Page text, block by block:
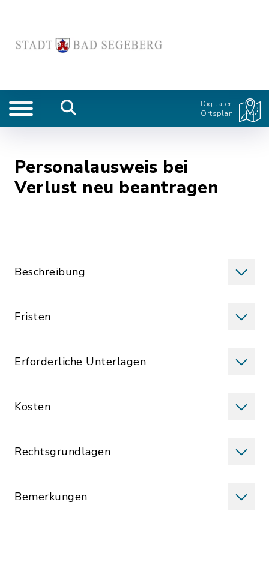
Digitaler
Ortsplan
Personalausweis bei
Verlust neu beantragen
Beschreibung
Fristen
Erforderliche Unterlagen
Kosten
Rechtsgrundlagen
Bemerkungen